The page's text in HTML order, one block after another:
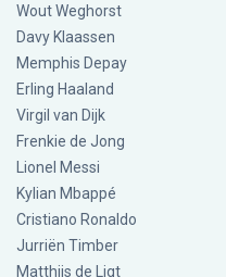
Wout Weghorst
Davy Klaassen
Memphis Depay
Erling Haaland
Virgil van Dijk
Frenkie de Jong
Lionel Messi
Kylian Mbappé
Cristiano Ronaldo
Jurriën Timber
Matthijs de Ligt